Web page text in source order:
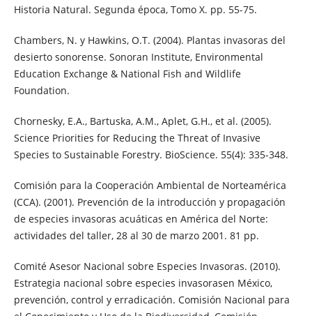
Historia Natural. Segunda época, Tomo X. pp. 55-75.
Chambers, N. y Hawkins, O.T. (2004). Plantas invasoras del
desierto sonorense. Sonoran Institute, Environmental
Education Exchange & National Fish and Wildlife
Foundation.
Chornesky, E.A., Bartuska, A.M., Aplet, G.H., et al. (2005).
Science Priorities for Reducing the Threat of Invasive
Species to Sustainable Forestry. BioScience. 55(4): 335-348.
Comisión para la Cooperación Ambiental de Norteamérica
(CCA). (2001). Prevención de la introducción y propagación
de especies invasoras acuáticas en América del Norte:
actividades del taller, 28 al 30 de marzo 2001. 81 pp.
Comité Asesor Nacional sobre Especies Invasoras. (2010).
Estrategia nacional sobre especies invasorasen México,
prevención, control y erradicación. Comisión Nacional para